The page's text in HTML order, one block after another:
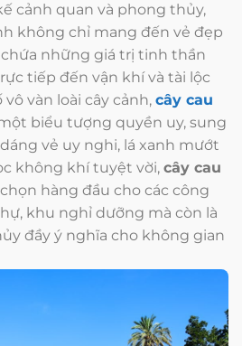
cảnh quan và phong thủy,
không chỉ mang đến vẻ đẹp
những giá trị tinh thần
tiếp đến vận khí và tài lộc
vàn loài cây cảnh, cây cau
biểu tượng quyền uy, sung
vẻ uy nghi, lá xanh mướt
không khí tuyệt vời, cây cau
hàng đầu cho các công
khu nghỉ dưỡng mà còn là
đầy ý nghĩa cho không gian